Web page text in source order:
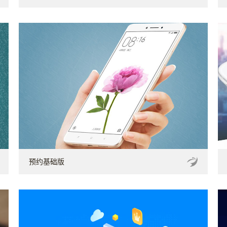
预约基础版